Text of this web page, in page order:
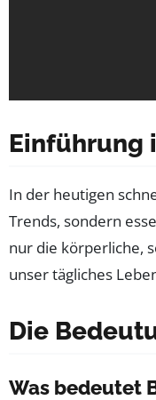
Einführung
In der heutigen
Trends, sondern
nur die körperliche,
unser tägliches
Die
Was bedeutet